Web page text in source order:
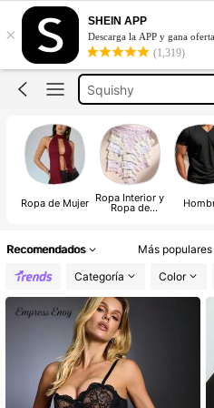
×
SHEIN APP
Descarga la APP y gana
(1,319)
Jeans Mujer
Squishies
Squishy
Jeans Mujer
Squishies
Ropa de Mujer Ropa Interior y
Ropa de
Recomendados Más populares
Categoría
Color